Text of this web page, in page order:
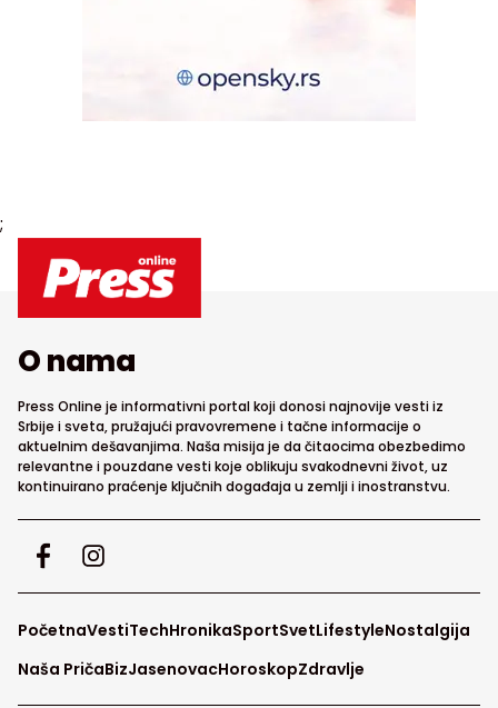
;
O nama
Press Online je informativni portal koji donosi najnovije vesti iz
Srbije i sveta, pružajući pravovremene i tačne informacije o
aktuelnim dešavanjima. Naša misija je da čitaocima obezbedimo
relevantne i pouzdane vesti koje oblikuju svakodnevni život, uz
kontinuirano praćenje ključnih događaja u zemlji i inostranstvu.
PočetnaVestiTechHronikaSportSvetLifestyleNostalgija
Naša PričaBizJasenovacHoroskopZdravlje